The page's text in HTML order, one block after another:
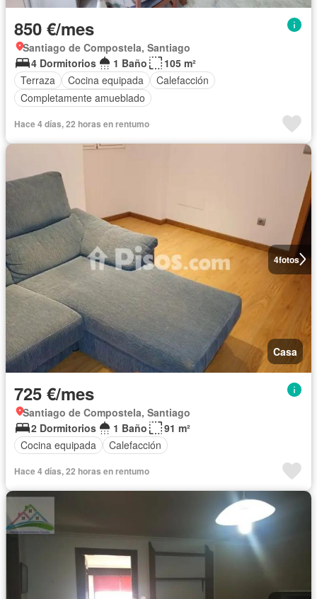
850 €/mes
Santiago de Compostela, Santiago
4 Dormitorios
1 Baño
105 m²
Terraza
Cocina equipada
Calefacción
Completamente amueblado
Hace 4 días, 22 horas en rentumo
4fotos
Casa
725 €/mes
Santiago de Compostela, Santiago
2 Dormitorios
1 Baño
91 m²
Cocina equipada
Calefacción
Hace 4 días, 22 horas en rentumo